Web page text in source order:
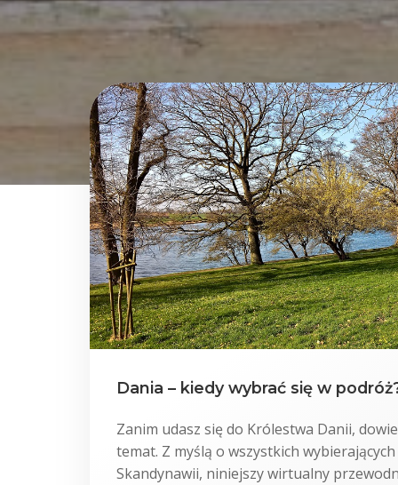
Dania – kiedy wybrać się w
Zanim udasz się do Królestwa Danii,
temat. Z myślą o wszystkich
Skandynawii, niniejszy wirtualny